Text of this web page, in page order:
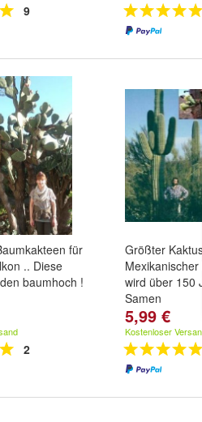
9
für
.. Diese
baumhoch !
2
Größter
Mexikanischer
wird über 150
Samen
5,99 €
Kostenloser